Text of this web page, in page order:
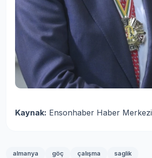
Kaynak: Ensonhaber Haber Merkezi
almanya göç çalışma saglik